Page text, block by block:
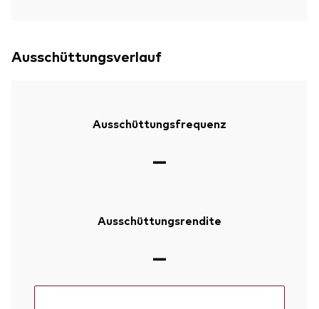
Ausschüttungsverlauf
Ausschüttungsfrequenz
—
Ausschüttungsrendite
—